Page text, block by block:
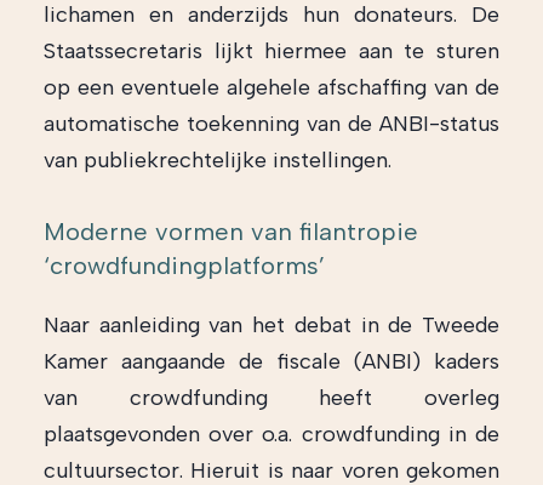
lichamen en anderzijds hun donateurs. De
Staatssecretaris lijkt hiermee aan te sturen
op een eventuele algehele afschaffing van de
automatische toekenning van de ANBI-status
van publiekrechtelijke instellingen.
Moderne vormen van filantropie
‘crowdfundingplatforms’
Naar aanleiding van het debat in de Tweede
Kamer aangaande de fiscale (ANBI) kaders
van crowdfunding heeft overleg
plaatsgevonden over o.a. crowdfunding in de
cultuursector. Hieruit is naar voren gekomen